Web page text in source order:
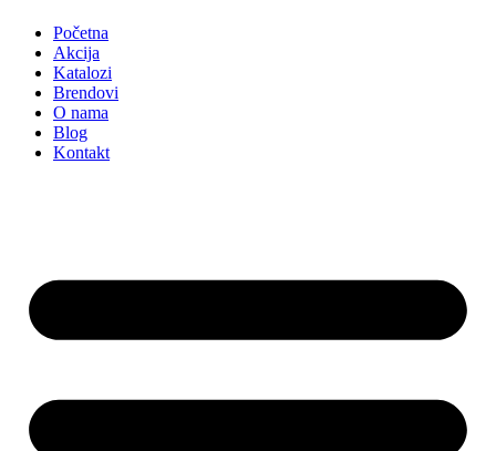
Početna
Akcija
Katalozi
Brendovi
O nama
Blog
Kontakt